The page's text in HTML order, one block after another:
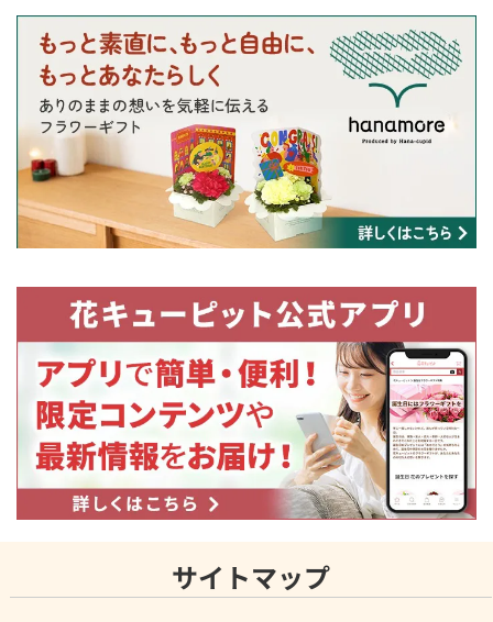
サイトマップ